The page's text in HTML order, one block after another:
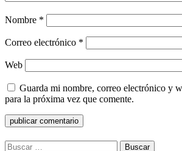
Nombre *
Correo electrónico *
Web
Guarda mi nombre, correo electrónico y
para la próxima vez que comente.
Buscar: